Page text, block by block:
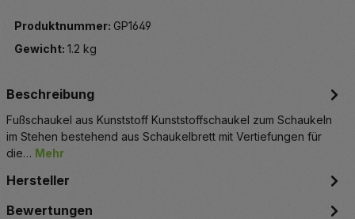
Produktnummer: GP1649
Gewicht: 1.2 kg
Beschreibung
Fußschaukel aus Kunststoff Kunststoffschaukel zum Schaukeln
im Stehen bestehend aus Schaukelbrett mit Vertiefungen für
die… Mehr
Hersteller
Bewertungen